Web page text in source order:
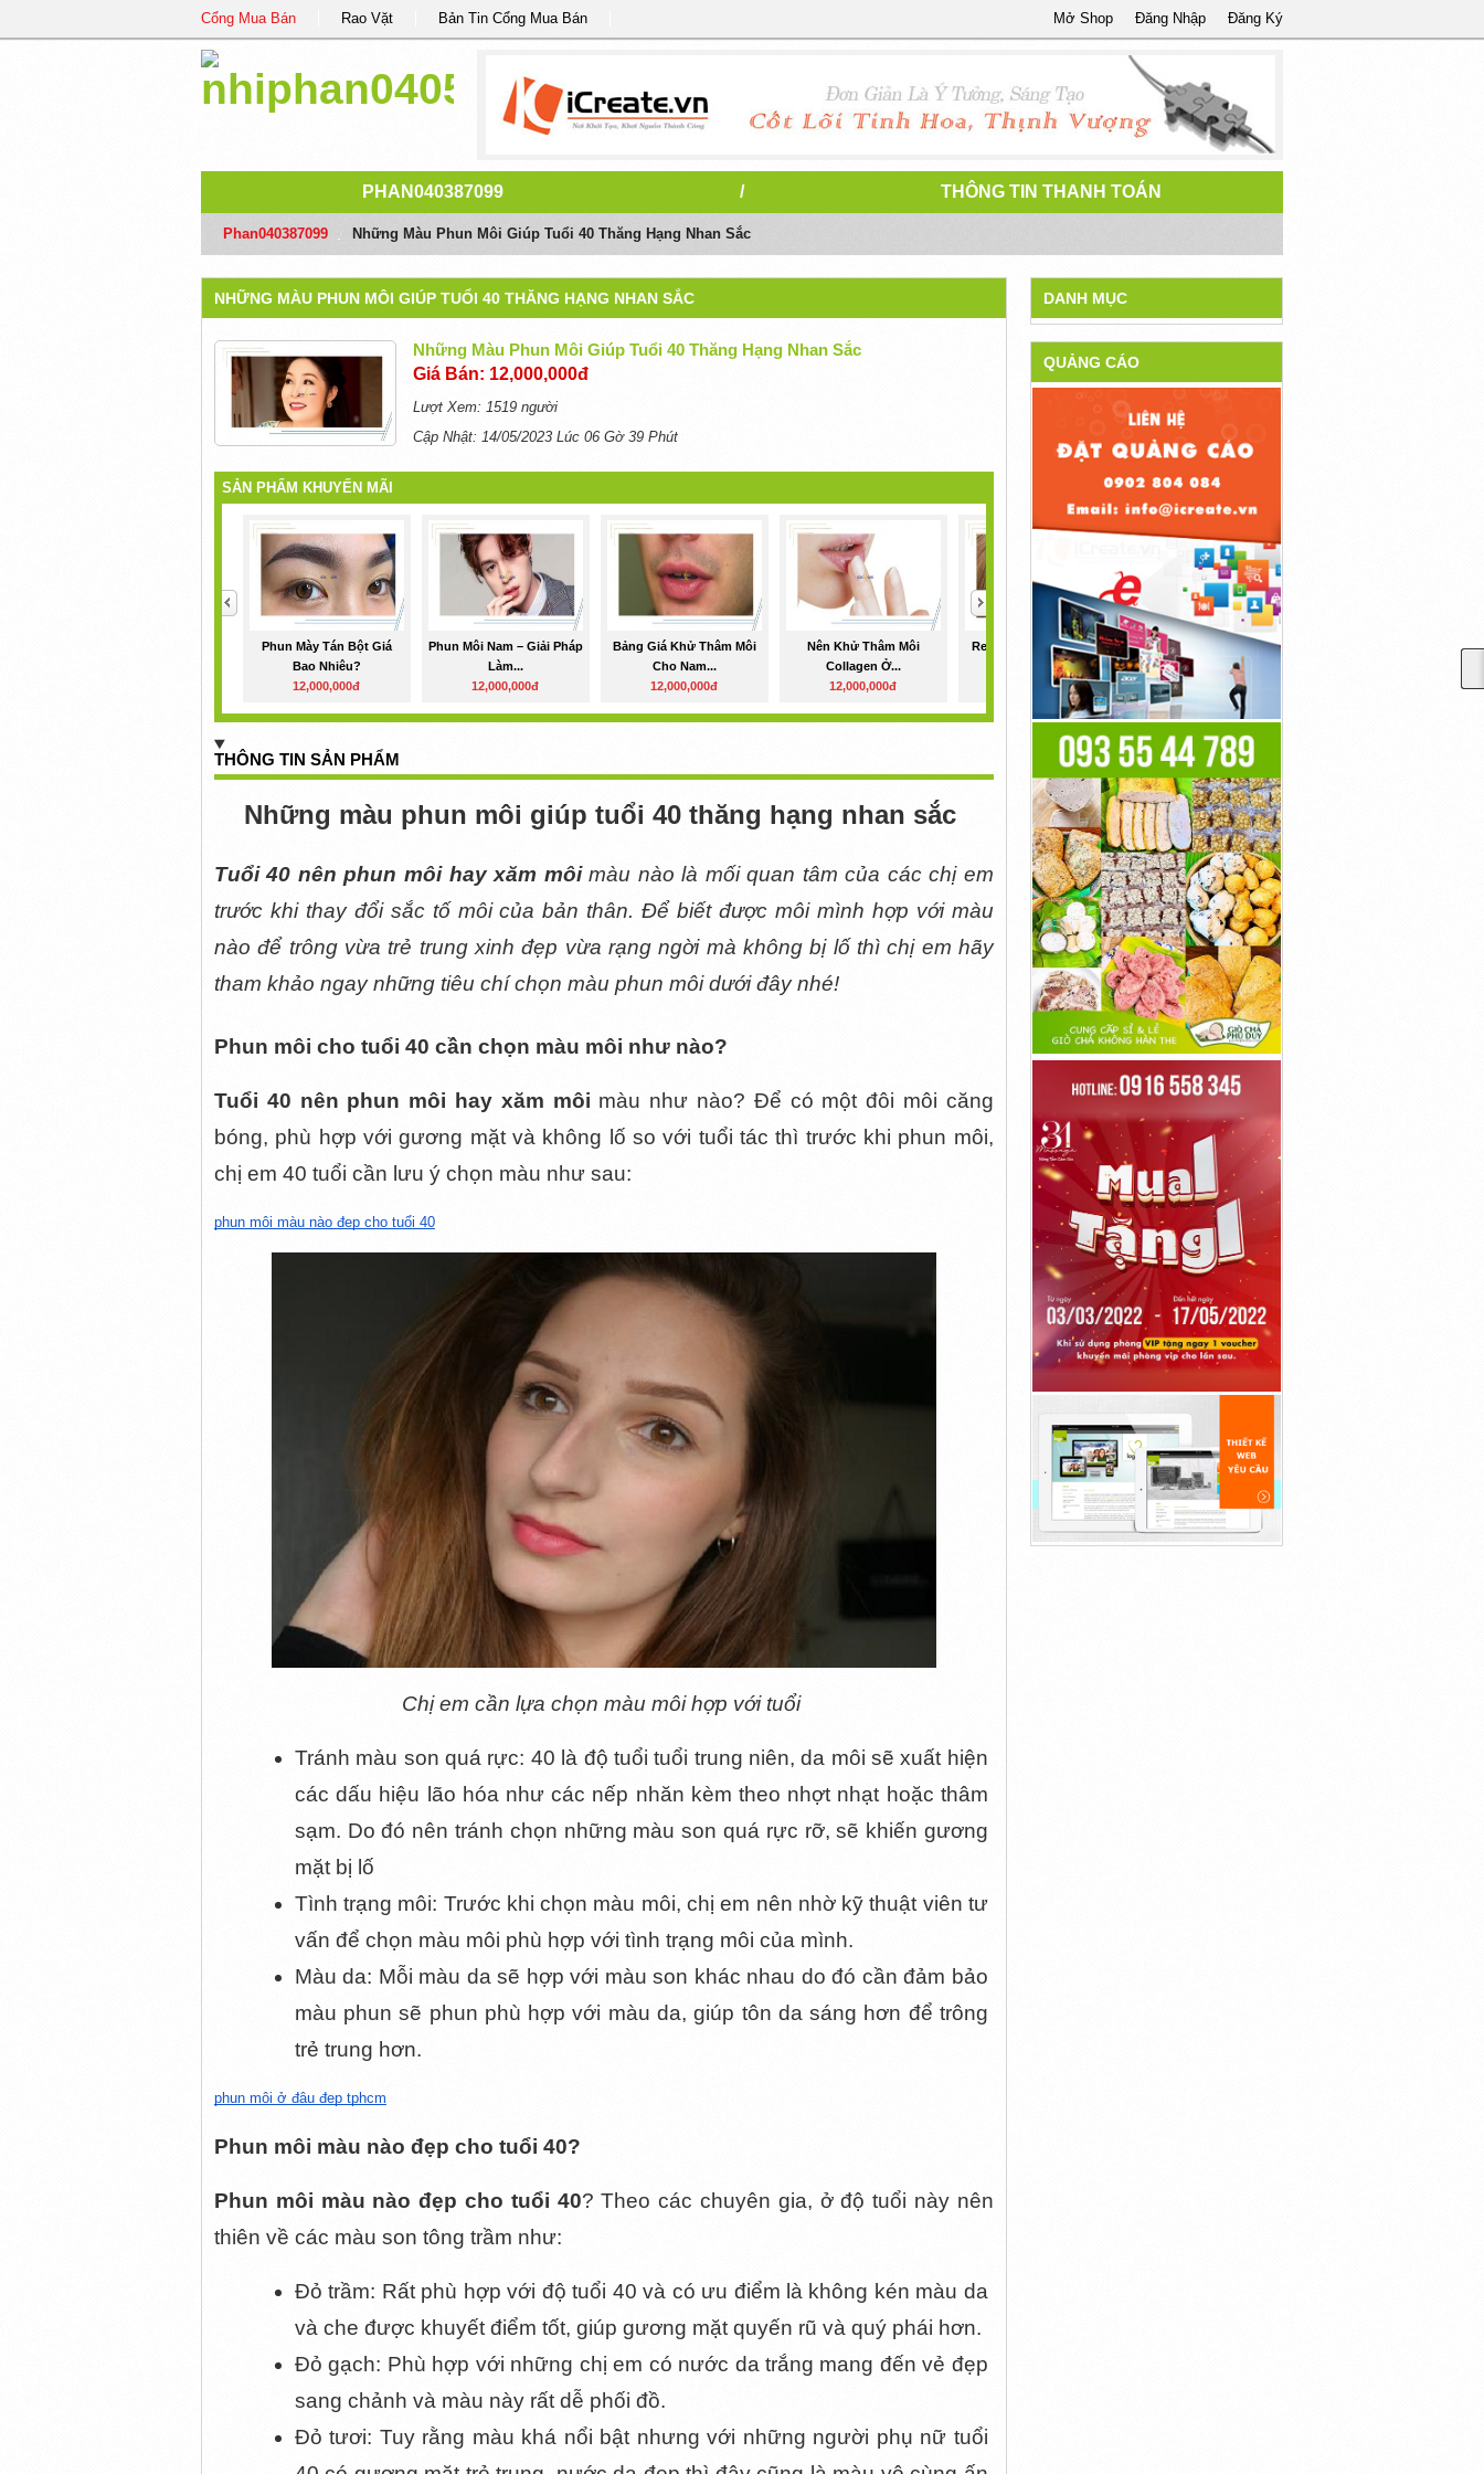
Cổng Mua Bán Rao Vặt Bản Tin Cổng Mua Bán Đăng Ký
Đăng Nhập
Mở Shop
PHAN040387099 / THÔNG TIN THANH TOÁN
Phan040387099 Những Màu Phun Môi Giúp Tuổi 40 Thăng Hạng Nhan Sắc
NHỮNG MÀU PHUN MÔI GIÚP TUỔI 40 THĂNG HẠNG NHAN SẮC
Những Màu Phun Môi Giúp Tuổi 40 Thăng Hạng Nhan Sắc
Giá Bán: 12,000,000đ
Lượt Xem: 1519 người
Cập Nhật: 14/05/2023 Lúc 06 Gờ 39 Phút
SẢN PHẨM KHUYẾN MÃI
Phun Mày Tán Bột Giá
Bao Nhiêu?
12,000,000đ
Phun Môi Nam – Giải Pháp
Làm...
12,000,000đ
Bảng Giá Khử Thâm Môi
Cho Nam...
12,000,000đ
Nên Khử Thâm Môi
Collagen Ở...
12,000,000đ
Review Ưu Nhược Điểm
Của Công...
12,000,000đ
Top 3 Cách Xóa Xăm Lông
Mày Đơn...
12,000,000đ
Gợi Ý 3 Công Nghệ Làm
>
THÔNG TIN SẢN PHẨM
Những màu phun môi giúp tuổi 40 thăng hạng nhan sắc
Tuổi 40 nên phun môi hay xăm môi màu nào là mối quan tâm của các chị em
trước khi thay đổi sắc tố môi của bản thân. Để biết được môi mình hợp với màu
nào để trông vừa trẻ trung xinh đẹp vừa rạng ngời mà không bị lố thì chị em hãy
tham khảo ngay những tiêu chí chọn màu phun môi dưới đây nhé!
Phun môi cho tuổi 40 cần chọn màu môi như nào?
Tuổi 40 nên phun môi hay xăm môi màu như nào? Để có một đôi môi căng
bóng, phù hợp với gương mặt và không lố so với tuổi tác thì trước khi phun môi,
chị em 40 tuổi cần lưu ý chọn màu như sau:
phun môi màu nào đẹp cho tuổi 40
Chị em cần lựa chọn màu môi hợp với tuổi
Tránh màu son quá rực: 40 là độ tuổi tuổi trung niên, da môi sẽ xuất hiện
các dấu hiệu lão hóa như các nếp nhăn kèm theo nhợt nhạt hoặc thâm
sạm. Do đó nên tránh chọn những màu son quá rực rỡ, sẽ khiến gương
mặt bị lố
Tình trạng môi: Trước khi chọn màu môi, chị em nên nhờ kỹ thuật viên tư
vấn để chọn màu môi phù hợp với tình trạng môi của mình.
Màu da: Mỗi màu da sẽ hợp với màu son khác nhau do đó cần đảm bảo
màu phun sẽ phun phù hợp với màu da, giúp tôn da sáng hơn để trông
trẻ trung hơn.
phun môi ở đâu đẹp tphcm
Phun môi màu nào đẹp cho tuổi 40?
Phun môi màu nào đẹp cho tuổi 40? Theo các chuyên gia, ở độ tuổi này nên
thiên về các màu son tông trầm như:
Đỏ trầm: Rất phù hợp với độ tuổi 40 và có ưu điểm là không kén màu da
và che được khuyết điểm tốt, giúp gương mặt quyến rũ và quý phái hơn.
Đỏ gạch: Phù hợp với những chị em có nước da trắng mang đến vẻ đẹp
sang chảnh và màu này rất dễ phối đồ.
Đỏ tươi: Tuy rằng màu khá nổi bật nhưng với những người phụ nữ tuổi
DANH MỤC
QUẢNG CÁO